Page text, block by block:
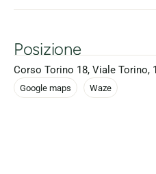
Posizione
Corso Torino 18, Viale Torino,
Google maps Waze